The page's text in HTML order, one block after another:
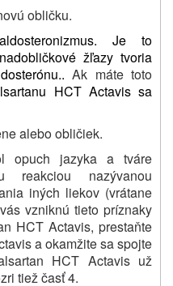
obličku.
Je to
žľazy tvoria
Ak máte toto
HCT Actavis sa
alebo obličiek.
opuch jazyka a tváre
reakciou nazývanou
iných liekov (vrátane
vzniknú tieto príznaky
HCT Actavis, prestaňte
a okamžite sa spojte
HCT Actavis už
tiež časť 4.